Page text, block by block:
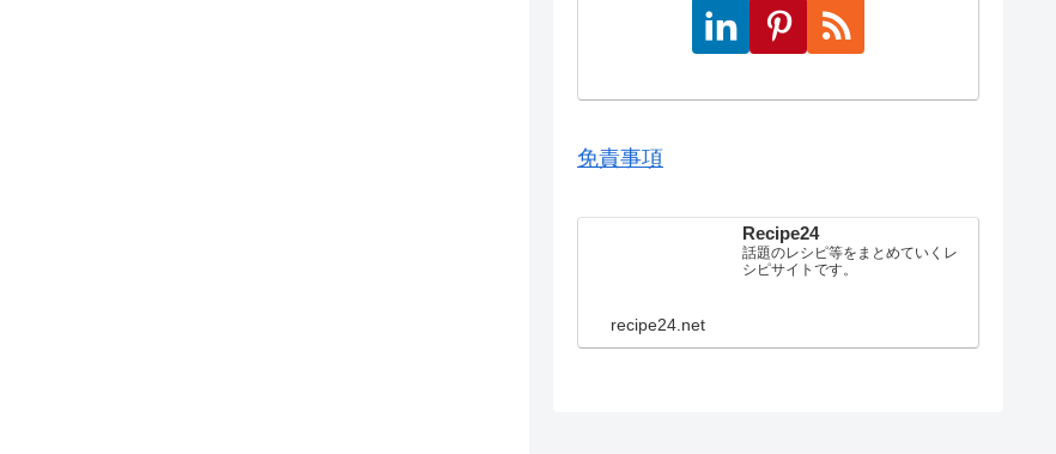
免責事項
Recipe24
話題のレシピ等をまとめていくレ
シピサイトです。
recipe24.net